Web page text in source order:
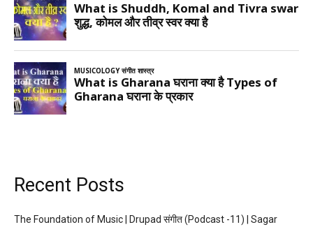
Recent Posts
The Foundation of Music | Drupad संगीत (Podcast -11) | Sagar